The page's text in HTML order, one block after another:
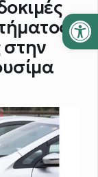
στην